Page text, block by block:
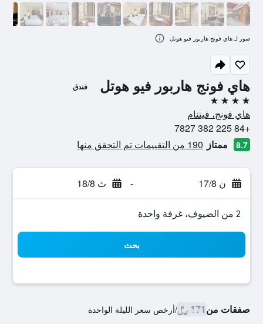
هاي فونج هاربور فيو هوتل فندق
4 نجوم
هاي فونج، فيتنام
+84 225 382 7827
8.7 ممتاز 190 من التقييمات تم التحقق منها
ن 17/8 - ث 18/8
2 من الضيوف، غرفة واحدة
بحث
صفقات من171 ﷼ /أرخص سعر الليلة الواحدة
صور لـ هاي فونج هاربور فيو هوتل